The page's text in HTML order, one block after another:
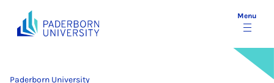
Menu
Paderborn University